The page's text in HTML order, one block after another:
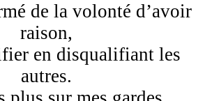
de la volonté d’avoir
raison,
en disqualifiant les
autres.